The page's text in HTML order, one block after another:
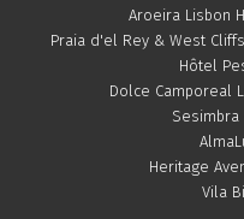
Aroeira Lisbon
Praia d'el Rey & West
Hôtel
Dolce Camporeal
Sesimbra
Heritage
Vila